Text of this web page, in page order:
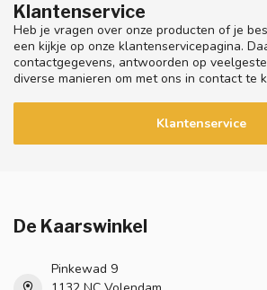
Klantenservice
Heb je vragen over onze producten of je
een kijkje op onze klantenservicepagina.
contactgegevens, antwoorden op
diverse manieren om met ons in contact te
Klantenservice
De Kaarswinkel
Pinkewad 9